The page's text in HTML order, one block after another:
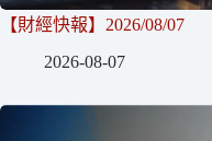
【財經快報】2026/08/07
2026-08-07